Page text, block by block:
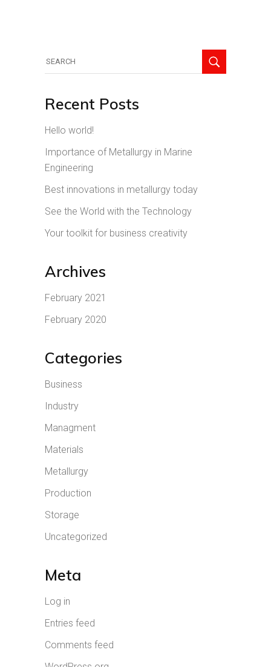
Recent Posts
Hello world!
Importance of Metallurgy in Marine
Engineering
Best innovations in metallurgy today
See the World with the Technology
Your toolkit for business creativity
Archives
February 2021
February 2020
Categories
Business
Industry
Managment
Materials
Metallurgy
Production
Storage
Uncategorized
Meta
Log in
Entries feed
Comments feed